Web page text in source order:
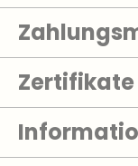
Zertifikate